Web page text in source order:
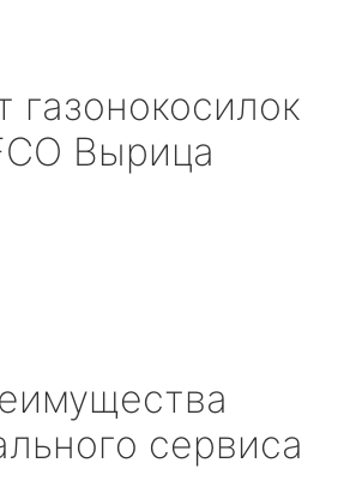
газонокосилок
Вырица
сервиса